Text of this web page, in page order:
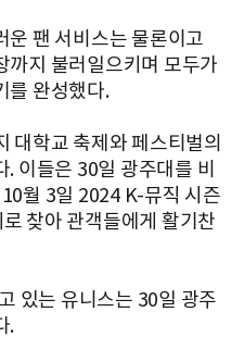
운 팬 서비스는 물론이고
까지 불러일으키며 모두가
를 완성했다.
대학교 축제와 페스티벌의
이들은 30일 광주대를 비
월 3일 2024 K-뮤직 시즌
찾아 관객들에게 활기찬
있는 유니스는 30일 광주
.